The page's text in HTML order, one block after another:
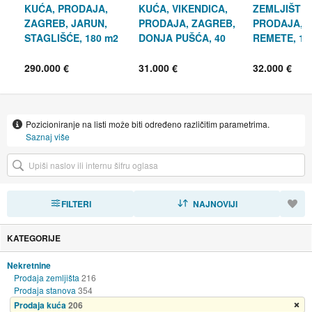
KUĆA, PRODAJA,
ZAGREB, JARUN,
STAGLIŠĆE, 180 m2
290.000 €
KUĆA, VIKENDICA,
PRODAJA, ZAGREB,
DONJA PUŠĆA, 40
OKUĆNICE
31.000 €
ZEMLJIŠTE,
PRODAJA,
REMETE,
32.000 €
Pozicioniranje na listi može biti određeno različitim parametrima.
Saznaj više
FILTERI NAJNOVIJI
KATEGORIJE
Nekretnine
Prodaja zemljišta 216
Prodaja stanova 354
Prodaja kuća 206